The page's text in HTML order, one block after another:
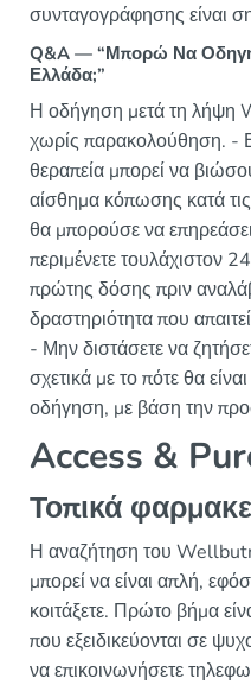
συνταγογράφησης είναι
Q&A — “Μπορώ Να
Ελλάδα;”
Η οδήγηση μετά τη λήψη
χωρίς παρακολούθηση. -
θεραπεία μπορεί να
αίσθημα κόπωσης κατά
θα μπορούσε να
περιμένετε τουλάχιστον
πρώτης δόσης πριν
δραστηριότητα που
- Μην διστάσετε να
σχετικά με το πότε θα
οδήγηση, με βάση την
Access &
Τοπικά
Η αναζήτηση του
μπορεί να είναι απλή,
κοιτάξετε. Πρώτο βήμα
που εξειδικεύονται σε
να επικοινωνήσετε